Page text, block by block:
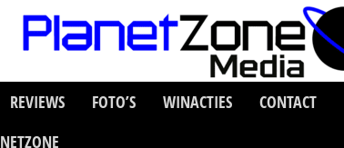
REVIEWS FOTO’S WINACTIES CONTACT